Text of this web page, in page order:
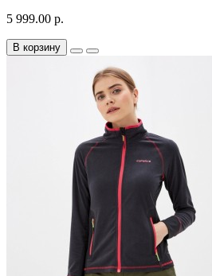
5 999.00 р.
В корзину